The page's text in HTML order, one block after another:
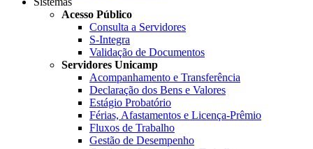
Acesso Público
Consulta a Servidores
S-Integra
Validação de Documentos
Servidores Unicamp
Acompanhamento e Transferência
Declaração dos Bens e Valores
Estágio Probatório
Férias, Afastamentos e Licença-Prêmio
Fluxos de Trabalho
Gestão de Desempenho